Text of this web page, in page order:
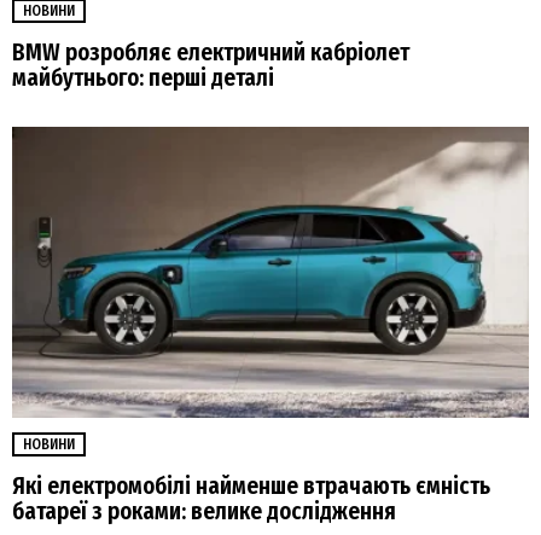
НОВИНИ
BMW розробляє електричний кабріолет
майбутнього: перші деталі
НОВИНИ
Які електромобілі найменше втрачають ємність
батареї з роками: велике дослідження